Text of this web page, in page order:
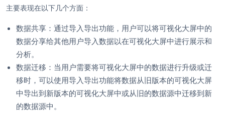
主要表现在以下几个方面：
数据共享：通过导入导出功能，用户可以将可视化大屏中的
数据分享给其他用户导入数据以在可视化大屏中进行展示和
分析。
数据迁移：当用户需要将可视化大屏中的数据进行升级或迁
移时，可以使用导入导出功能将数据从旧版本的可视化大屏
中导出到新版本的可视化大屏中或从旧的数据源中迁移到新
的数据源中。